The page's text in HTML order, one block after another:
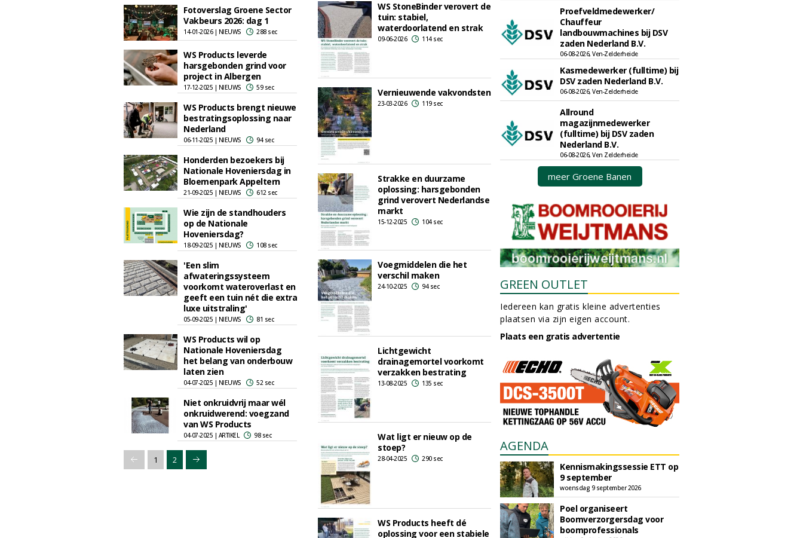
Fotoverslag Groene Sector
Vakbeurs 2026: dag 1
14-01-2026 | NIEUWS 288 sec
WS Products leverde
harsgebonden grind voor
project in Albergen
17-12-2025 | NIEUWS 59 sec
WS Products brengt nieuwe
bestratingsoplossing naar
Nederland
06-11-2025 | NIEUWS 94 sec
Honderden bezoekers bij
Nationale Hoveniersdag in
Bloemenpark Appeltern
21-09-2025 | NIEUWS 612 sec
Wie zijn de standhouders
op de Nationale
Hoveniersdag?
18-09-2025 | NIEUWS 108 sec
'Een slim
afwateringssysteem
voorkomt wateroverlast en
geeft een tuin nét die extra
luxe uitstraling'
05-09-2025 | NIEUWS 81 sec
WS Products wil op
Nationale Hoveniersdag
het belang van onderbouw
laten zien
04-07-2025 | NIEUWS 52 sec
Niet onkruidvrij maar wél
onkruidwerend: voegzand
van WS Products
04-07-2025 | ARTIKEL 98 sec
1 2
WS StoneBinder verovert de
tuin: stabiel,
waterdoorlatend en strak
09-06-2026 114 sec
Vernieuwende vakvondsten
23-03-2026 119 sec
Strakke en duurzame
oplossing: harsgebonden
grind verovert Nederlandse
markt
15-12-2025 104 sec
Voegmiddelen die het
verschil maken
24-10-2025 94 sec
Lichtgewicht
drainagemortel voorkomt
verzakken bestrating
13-08-2025 135 sec
Wat ligt er nieuw op de
stoep?
28-04-2025 290 sec
WS Products heeft dé
oplossing voor een stabiele
Proefveldmedewerker/
Chauffeur
landbouwmachines bij DSV
zaden Nederland B.V.
06-08-2026, Ven-Zelderheide
Kasmedewerker (fulltime) bij
DSV zaden Nederland B.V.
06-08-2026, Ven-Zelderheide
Allround
magazijnmedewerker
(fulltime) bij DSV zaden
Nederland B.V.
06-08-2026, Ven Zelderheide
meer Groene Banen
GREEN OUTLET
Iedereen kan gratis kleine advertenties
plaatsen via zijn eigen account.
Plaats een gratis advertentie
AGENDA
Kennismakingssessie ETT op
9 september
woensdag 9 september 2026
Poel organiseert
Boomverzorgersdag voor
boomprofessionals